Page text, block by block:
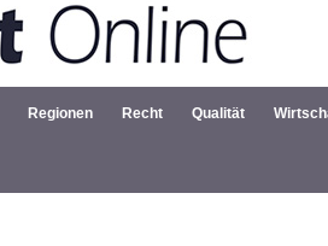
Zum Inhalt
Regionen Recht Qualität